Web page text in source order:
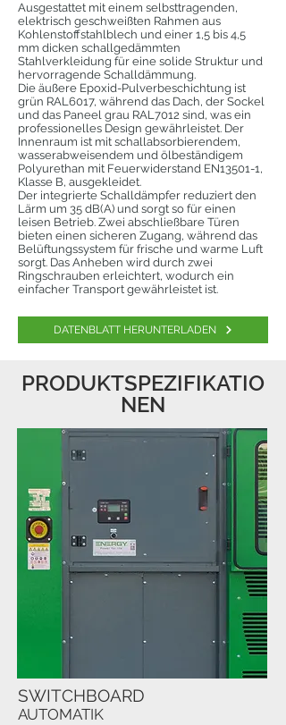
Ausgestattet mit einem selbsttragenden,
elektrisch geschweißten Rahmen aus
Kohlenstoffstahlblech und einer 1,5 bis 4,5
mm dicken schallgedämmten
Stahlverkleidung für eine solide Struktur und
hervorragende Schalldämmung.
Die äußere Epoxid-Pulverbeschichtung ist
grün RAL6017, während das Dach, der Sockel
und das Paneel grau RAL7012 sind, was ein
professionelles Design gewährleistet. Der
Innenraum ist mit schallabsorbierendem,
wasserabweisendem und ölbeständigem
Polyurethan mit Feuerwiderstand EN13501-1,
Klasse B, ausgekleidet.
Der integrierte Schalldämpfer reduziert den
Lärm um 35 dB(A) und sorgt so für einen
leisen Betrieb. Zwei abschließbare Türen
bieten einen sicheren Zugang, während das
Belüftungssystem für frische und warme Luft
sorgt. Das Anheben wird durch zwei
Ringschrauben erleichtert, wodurch ein
einfacher Transport gewährleistet ist.
DATENBLATT HERUNTERLADEN
PRODUKTSPEZIFIKATIO
NEN
SWITCHBOARD
AUTOMATIK